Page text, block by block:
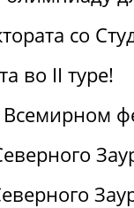
со
во II туре!
Всемирном